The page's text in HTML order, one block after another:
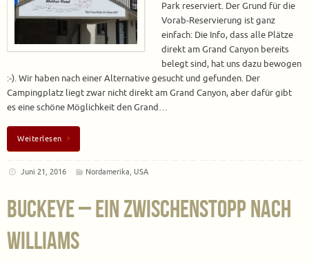
Park reserviert. Der Grund für die
Vorab-Reservierung ist ganz
einfach: Die Info, dass alle Plätze
direkt am Grand Canyon bereits
belegt sind, hat uns dazu bewogen
:-). Wir haben nach einer Alternative gesucht und gefunden. Der
Campingplatz liegt zwar nicht direkt am Grand Canyon, aber dafür gibt
es eine schöne Möglichkeit den Grand…
Weiterlesen
Juni 21, 2016 Nordamerika USA
Buckeye – ein Zwischenstopp nach
Williams